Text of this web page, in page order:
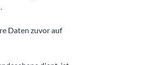
Daten zuvor auf